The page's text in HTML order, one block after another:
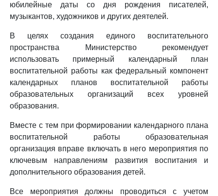
юбилейные даты со дня рождения писателей,
музыкантов, художников и других деятелей.
В целях создания единого воспитательного
пространства Министерство рекомендует
использовать примерный календарный план
воспитательной работы как федеральный компонент
календарных планов воспитательной работы
образовательных организаций всех уровней
образования.
Вместе с тем при формировании календарного плана
воспитательной работы образовательная
организация вправе включать в него мероприятия по
ключевым направлениям развития воспитания и
дополнительного образования детей.
Все мероприятия должны проводиться с учетом